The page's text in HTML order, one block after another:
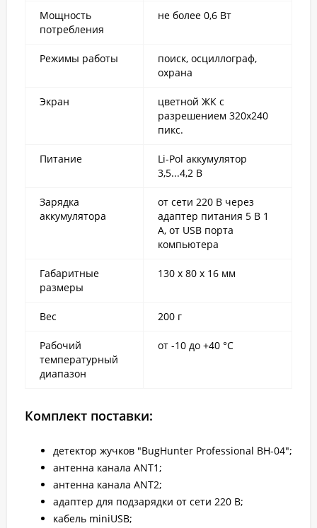
Мощность
потребления
не более 0,6 Вт
Режимы работы
поиск, осциллограф,
охрана
Экран
цветной ЖК с
разрешением 320х240
пикс.
Питание
Li-Pol аккумулятор
3,5...4,2 В
Зарядка
аккумулятора
от сети 220 В через
адаптер питания 5 В 1
А, от USB порта
компьютера
Габаритные
размеры
130 х 80 х 16 мм
Вес 200 г
Рабочий
температурный
диапазон
от -10 до +40 °С
Комплект поставки:
детектор жучков "BugHunter Professional BH-04";
антенна канала ANT1;
антенна канала ANT2;
адаптер для подзарядки от сети 220 В;
кабель miniUSB;